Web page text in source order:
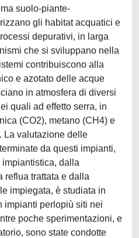
suolo-piante-
gli habitat acquatici e
depurativi, in larga
che si sviluppano nella
contribuiscono alla
e azotato delle acque
in atmosfera di diversi
quali ad effetto serra, in
(CO2), metano (CH4) e
La valutazione delle
da questi impianti,
dalla
reflua trattata e dalla
impiegata, è studiata in
impianti perlopiù siti nei
poche sperimentazioni, e
sono state condotte